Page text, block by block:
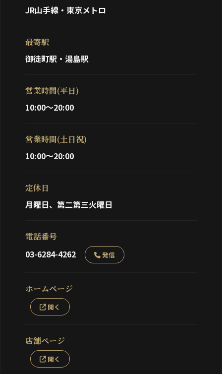
JR山手線・東京メトロ
最寄駅
御徒町駅・湯島駅
営業時間(平日)
10:00～20:00
営業時間(土日祝)
10:00～20:00
定休日
月曜日、第二第三火曜日
電話番号
03-6284-4262 発信
ホームページ
開く
店舗ページ
開く